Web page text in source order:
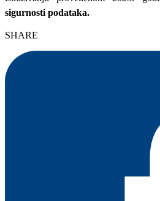
sigurnosti podataka.
SHARE